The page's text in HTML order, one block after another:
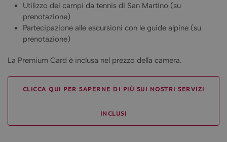
Utilizzo dei campi da tennis di San Martino (su
prenotazione)
Partecipazione alle escursioni con le guide alpine (su
prenotazione)
La Premium Card è inclusa nel prezzo della camera.
CLICCA QUI PER SAPERNE DI PIÙ SUI NOSTRI SERVIZI
INCLUSI